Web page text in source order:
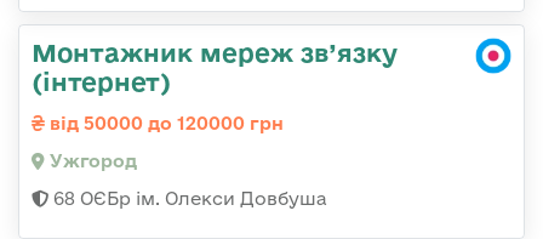
Монтажник мереж зв’язку
(інтернет)
від 50000 до 120000 грн
Ужгород
68 ОЄБр ім. Олекси Довбуша